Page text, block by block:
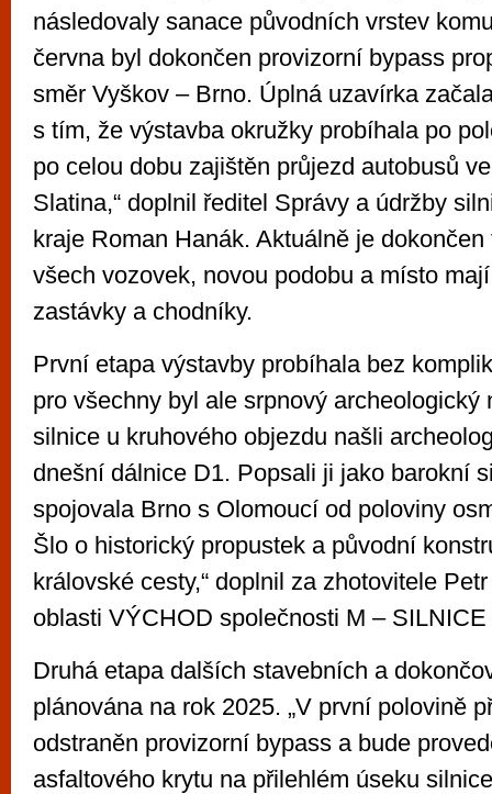
následovaly sanace původních vrstev
června byl dokončen provizorní bypass
směr Vyškov – Brno. Úplná uzavírka
s tím, že výstavba okružky probíhala po
po celou dobu zajištěn průjezd autobusů
Slatina,“ doplnil ředitel Správy a údržby
kraje Roman Hanák. Aktuálně je
všech vozovek, novou podobu a místo
zastávky a chodníky.
První etapa výstavby probíhala bez
pro všechny byl ale srpnový archeologický
silnice u kruhového objezdu našli
dnešní dálnice D1. Popsali ji jako barokní
spojovala Brno s Olomoucí od poloviny
Šlo o historický propustek a původní
královské cesty,“ doplnil za zhotovitele
oblasti VÝCHOD společnosti M – SILNICE
Druhá etapa dalších stavebních a
plánována na rok 2025. „V první polovině
odstraněn provizorní bypass a bude
asfaltového krytu na přilehlém úseku